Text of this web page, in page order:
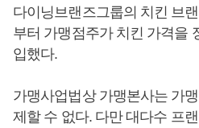
다이닝브랜즈그룹의 치킨 브
부터 가맹점주가 치킨 가격을
입했다.
가맹사업법상 가맹본사는 가
제할 수 없다. 다만 대다수 프